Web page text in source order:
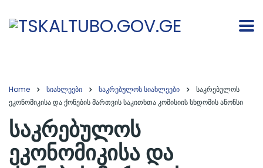
Home სიახლეები საკრებულოს სიახლეები
საკრებულოს
ეკონომიკისა და ქონების მართვის საკითხთა კომისიის სხდომის ანონსი
საკრებულოს
ეკონომიკისა და